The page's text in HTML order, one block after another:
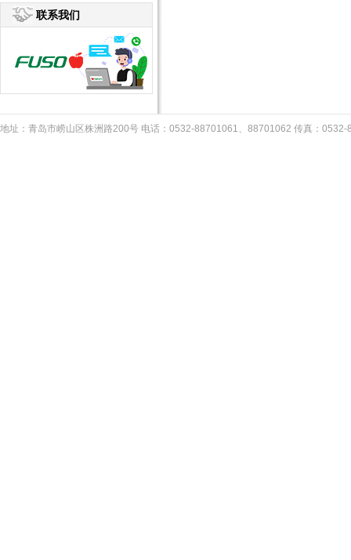
联系我们
地址：青岛市崂山区株洲路200号 电话：0532-88701061、88701062 传真：